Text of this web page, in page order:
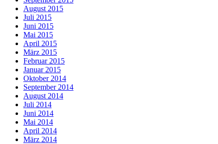
August 2015
Juli 2015
Juni 2015
Mai 2015
April 2015
März 2015
Februar 2015
Januar 2015
Oktober 2014
September 2014
August 2014
Juli 2014
Juni 2014
Mai 2014
April 2014
März 2014